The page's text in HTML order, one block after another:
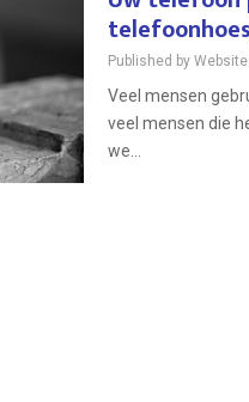
Published by
Veel mensen
veel mensen die
we...